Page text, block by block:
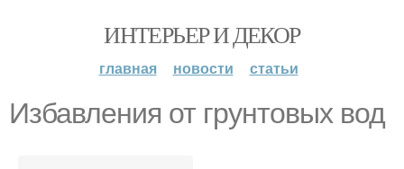
ИНТЕРЬЕР И ДЕКОР
главная новости статьи
Избавления от грунтовых вод